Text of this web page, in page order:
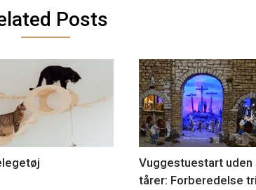
Posts
Vuggestuestart uden
tårer: Forberedelse